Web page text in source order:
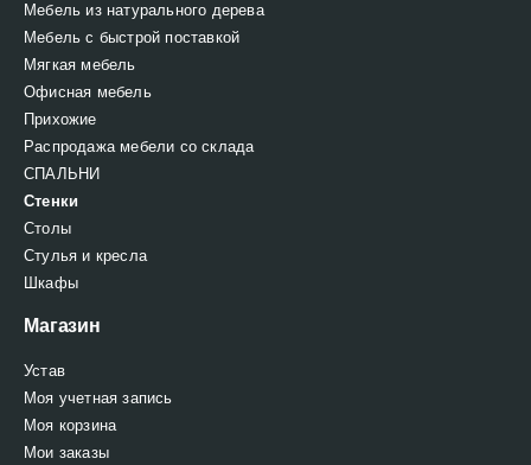
Мебель из натурального дерева
Мебель с быстрой поставкой
Мягкая мебель
Офисная мебель
Прихожие
Распродажа мебели со склада
СПАЛЬНИ
Стенки
Столы
Стулья и кресла
Шкафы
Магазин
Устав
Моя учетная запись
Моя корзина
Мои заказы